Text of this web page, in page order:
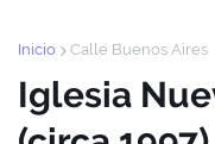
Inicio Calle Buenos Aires
Iglesia